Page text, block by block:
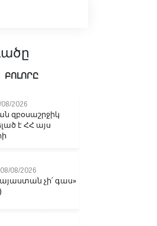
ԲՈԼՈՐԸ
08/2026
զբօսաշրջիկ
է ՀՀ այս
08/08/2026
չի՛ գաս»